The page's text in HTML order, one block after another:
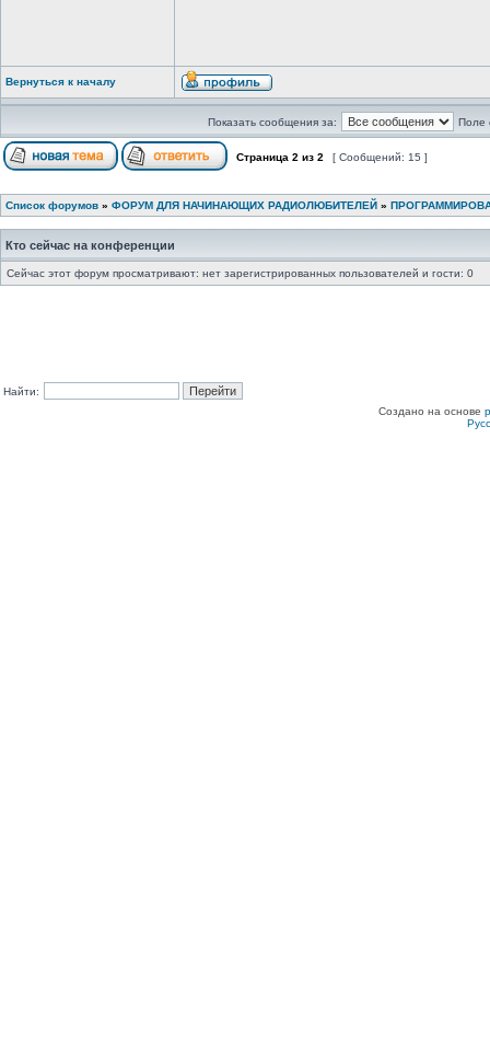
Вернуться к началу
Показать сообщения за: Поле
Страница 2 из 2 [ Сообщений: 15 ]
Список форумов » ФОРУМ ДЛЯ НАЧИНАЮЩИХ РАДИОЛЮБИТЕЛЕЙ »
Кто сейчас на конференции
Сейчас этот форум просматривают: нет зарегистрированных пользователей и гости: 0
Найти:
Создано на основе